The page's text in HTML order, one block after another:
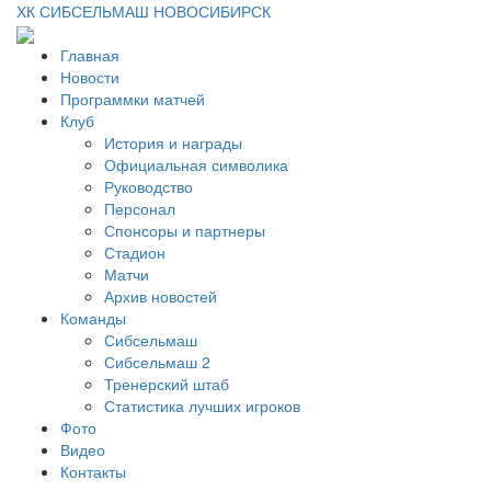
ХК СИБСЕЛЬМАШ НОВОСИБИРСК
Главная
Новости
Программки матчей
Клуб
История и награды
Официальная символика
Руководство
Персонал
Спонсоры и партнеры
Стадион
Матчи
Архив новостей
Команды
Сибсельмаш
Сибсельмаш 2
Тренерский штаб
Статистика лучших игроков
Фото
Видео
Контакты